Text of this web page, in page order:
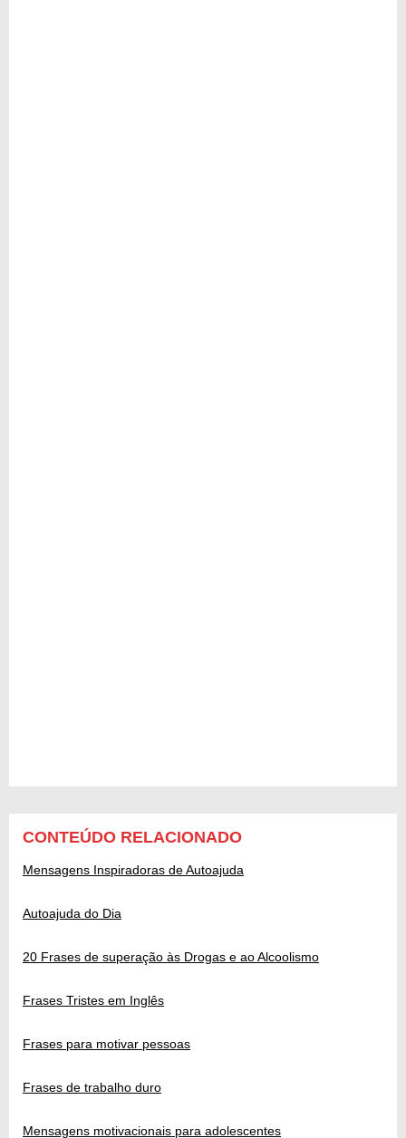
CONTEÚDO RELACIONADO
Mensagens Inspiradoras de Autoajuda
Autoajuda do Dia
20 Frases de superação às Drogas e ao Alcoolismo
Frases Tristes em Inglês
Frases para motivar pessoas
Frases de trabalho duro
Mensagens motivacionais para adolescentes